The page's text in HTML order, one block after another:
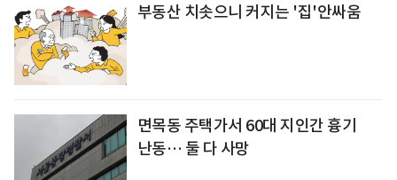
부동산 치솟으니 커지는 '집'안싸움
면목동 주택가서 60대 지인간 흉기
난동… 둘 다 사망